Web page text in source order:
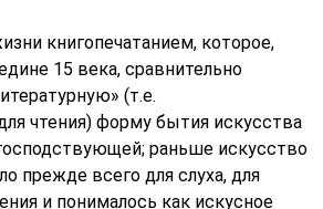
книгопечатанием, которое,
15 века, сравнительно
(т.е.
чтения) форму бытия искусства
раньше искусство
прежде всего для слуха, для
и понималось как искусное